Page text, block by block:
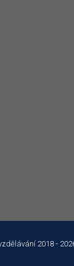
vzdělávání 2018 -
analýze